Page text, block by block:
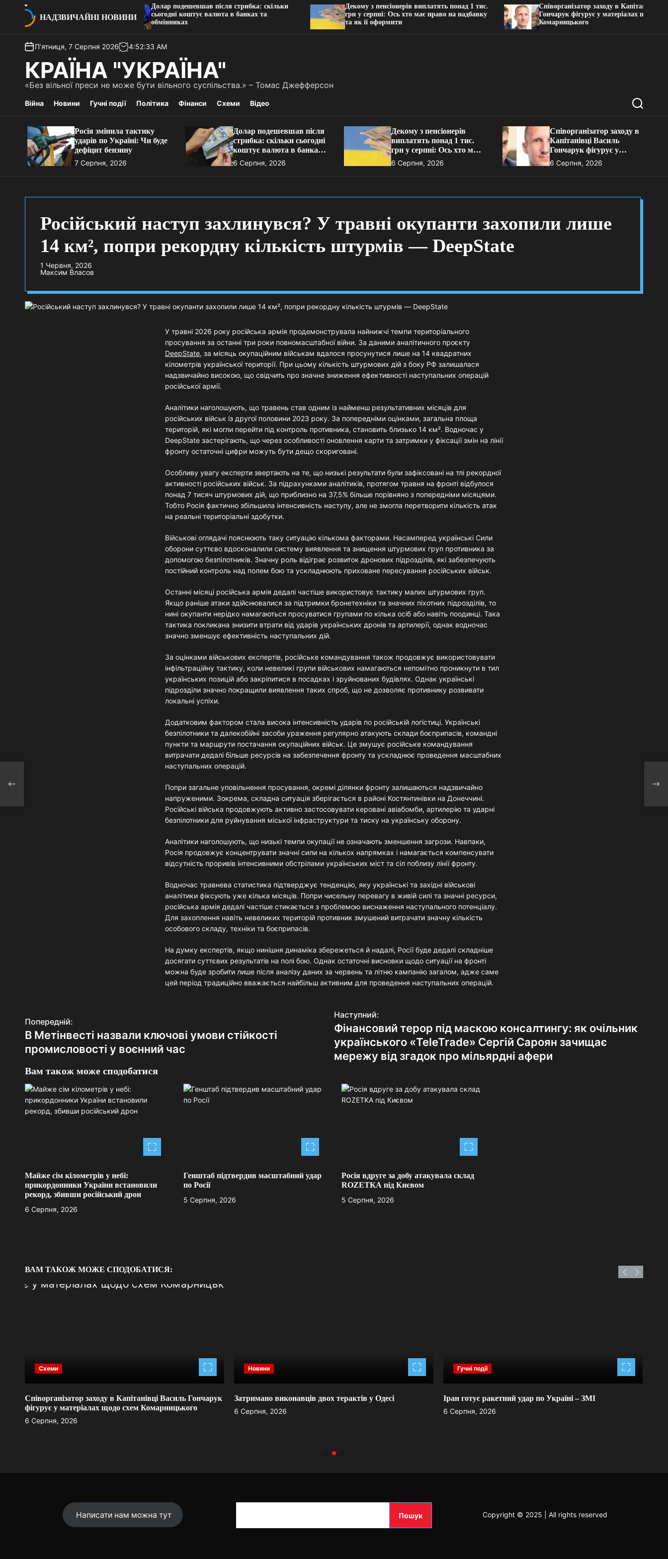
НАДЗВИЧАЙНІ НОВИНИ
ударів по Україні: Чи
Долар подешевшав після стрибка: скільки
сьогодні коштує валюта в банках та
обмінниках
Декому з пенсіонерів виплатять понад 1 тис.
грн у серпні: Ось хто має право на надбавку
та як її оформити
Співорганізатор заходу в Капітанівці Василь
Гончарук фігурує у матеріалах щодо схем
Комарницького
П’ятниця, 7 Серпня 2026 4:52:34 AM
КРАЇНА "УКРАЇНА"
«Без вільної преси не може бути вільного суспільства.» – Томас Джефферсон
Війна Новини Гучні події Політика Фінанси Схеми Відео
П
у
Росія змінила тактику
ударів по Україні: Чи буде
дефіцит бензину
7 Серпня, 2026
Долар подешевшав після
стрибка: скільки сьогодні
коштує валюта в банках
та обмінниках
6 Серпня, 2026
Декому з пенсіонерів
виплатять понад 1 тис.
грн у серпні: Ось хто має
право на надбавку та як
її оформити
6 Серпня, 2026
Співорганізатор заходу в
Капітанівці Василь
Гончарук фігурує у
матеріалах щодо схем
Комарницького
6 Серпня, 2026
Російський наступ захлинувся? У травні окупанти захопили лише
14 км², попри рекордну кількість штурмів — DeepState
1 Червня, 2026
Максим Власов
У травні 2026 року російська армія продемонструвала найнижчі темпи територіального
просування за останні три роки повномасштабної війни. За даними аналітичного проєкту
DeepState, за місяць окупаційним військам вдалося просунутися лише на 14 квадратних
кілометрів української території. При цьому кількість штурмових дій з боку РФ залишалася
надзвичайно високою, що свідчить про значне зниження ефективності наступальних операцій
російської армії.
Аналітики наголошують, що травень став одним із найменш результативних місяців для
російських військ із другої половини 2023 року. За попередніми оцінками, загальна площа
територій, які могли перейти під контроль противника, становить близько 14 км². Водночас у
DeepState застерігають, що через особливості оновлення карти та затримки у фіксації змін на лінії
фронту остаточні цифри можуть бути дещо скориговані.
Особливу увагу експерти звертають на те, що низькі результати були зафіксовані на тлі рекордної
активності російських військ. За підрахунками аналітиків, протягом травня на фронті відбулося
понад 7 тисяч штурмових дій, що приблизно на 37,5% більше порівняно з попередніми місяцями.
Тобто Росія фактично збільшила інтенсивність наступу, але не змогла перетворити кількість атак
на реальні територіальні здобутки.
Військові оглядачі пояснюють таку ситуацію кількома факторами. Насамперед українські Сили
оборони суттєво вдосконалили систему виявлення та знищення штурмових груп противника за
допомогою безпілотників. Значну роль відіграє розвиток дронових підрозділів, які забезпечують
постійний контроль над полем бою та ускладнюють приховане пересування російських військ.
Останні місяці російська армія дедалі частіше використовує тактику малих штурмових груп.
Якщо раніше атаки здійснювалися за підтримки бронетехніки та значних піхотних підрозділів, то
нині окупанти нерідко намагаються просуватися групами по кілька осіб або навіть поодинці. Така
тактика покликана знизити втрати від ударів українських дронів та артилерії, однак водночас
значно зменшує ефективність наступальних дій.
За оцінками військових експертів, російське командування також продовжує використовувати
інфільтраційну тактику, коли невеликі групи військових намагаються непомітно проникнути в тил
українських позицій або закріпитися в посадках і зруйнованих будівлях. Однак українські
підрозділи значно покращили виявлення таких спроб, що не дозволяє противнику розвивати
локальні успіхи.
Додатковим фактором стала висока інтенсивність ударів по російській логістиці. Українські
безпілотники та далекобійні засоби ураження регулярно атакують склади боєприпасів, командні
пункти та маршрути постачання окупаційних військ. Це змушує російське командування
витрачати дедалі більше ресурсів на забезпечення фронту та ускладнює проведення масштабних
наступальних операцій.
Попри загальне уповільнення просування, окремі ділянки фронту залишаються надзвичайно
напруженими. Зокрема, складна ситуація зберігається в районі Костянтинівки на Донеччині.
Російські війська продовжують активно застосовувати керовані авіабомби, артилерію та ударні
безпілотники для руйнування міської інфраструктури та тиску на українську оборону.
Аналітики наголошують, що низькі темпи окупації не означають зменшення загрози. Навпаки,
Росія продовжує концентрувати значні сили на кількох напрямках і намагається компенсувати
відсутність проривів інтенсивними обстрілами українських міст та сіл поблизу лінії фронту.
Водночас травнева статистика підтверджує тенденцію, яку українські та західні військові
аналітики фіксують уже кілька місяців. Попри чисельну перевагу в живій силі та значні ресурси,
російська армія дедалі частіше стикається з проблемою виснаження наступального потенціалу.
Для захоплення навіть невеликих територій противник змушений витрачати значну кількість
особового складу, техніки та боєприпасів.
На думку експертів, якщо нинішня динаміка збережеться й надалі, Росії буде дедалі складніше
досягати суттєвих результатів на полі бою. Однак остаточні висновки щодо ситуації на фронті
можна буде зробити лише після аналізу даних за червень та літню кампанію загалом, адже саме
цей період традиційно вважається найбільш активним для проведення наступальних операцій.
Н
а
в
і
г
а
з
а
і
Попередній:
В Метінвесті назвали ключові умови стійкості
промисловості у воєнний час
Наступний:
Фінансовий терор під маскою консалтингу: як очільник
українського «TeleTrade» Сергій Сароян зачищає
мережу від згадок про мільярдні афери
Вам також може сподобатися
Майже сім кілометрів у небі:
прикордонники України встановили
рекорд, збивши російський дрон
6 Серпня, 2026
Генштаб підтвердив масштабний удар
по Росії
5 Серпня, 2026
Росія вдруге за добу атакувала склад
ROZETKA під Києвом
5 Серпня, 2026
ВАМ ТАКОЖ МОЖЕ СПОДОБАТИСЯ:
Схеми
Співорганізатор заходу в Капітанівці Василь Гончарук
фігурує у матеріалах щодо схем Комарницького
6 Серпня, 2026
Новини
Затримано виконавців двох терактів у Одесі
6 Серпня, 2026
Гучні події
Іран готує ракетний удар по Україні – ЗМІ
6 Серпня, 2026
Написати нам можна тут Пошук Copyright © 2025 | All rights reserved